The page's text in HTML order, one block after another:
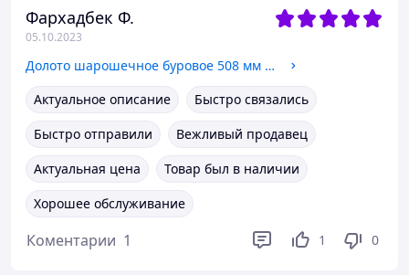
Фархадбек Ф.
05.10.2023
Долото шарошечное буровое 508 мм (20")
Актуальное описание
Быстро связались
Быстро отправили
Вежливый продавец
Актуальная цена
Товар был в наличии
Хорошее обслуживание
Коментарии 1 1 0